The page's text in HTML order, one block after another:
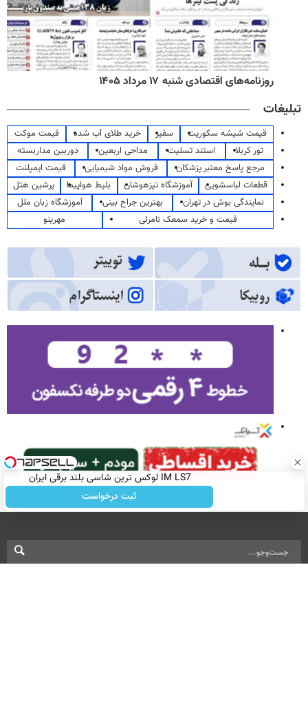
روزنامه‌های اقتصادی شنبه ۱۷ مرداد ۱۴۰۵
تبلیغات
قیمت شیشه سکوریت سفیر خرید طلای آب شده
قیمت موکت
تور کربلا
استند تسلیت مداحی اربعین
دوربین مداربسته
مرجع پاسخ معتبر پزشکان
فروش مواد شیمیایی
قیمت ایمپلنت
قطعات لباسشویی
آموزشگاه تیزهوشان بلیط هواپیما
پرشین هتل
نمایندگی بوش در تهران
بهترین جراح بینی
آموزشگاه زبان ملل
قیمت و خرید سمعک نامرئی
مهرینو
IM LS7 لوکس ترین شاسی بلند برقی ایران
ثبت درخواست